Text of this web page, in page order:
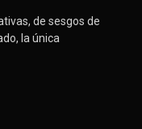
de sesgos de
la única